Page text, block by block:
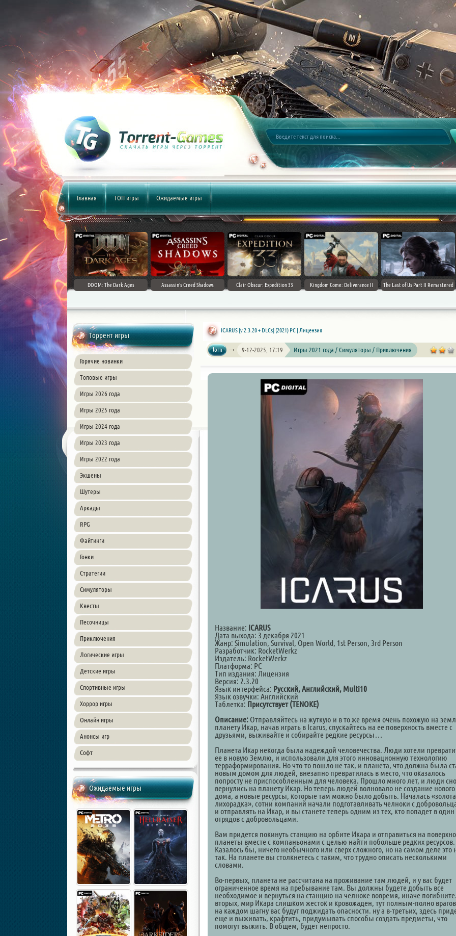
Главная ТОП игры Ожидаемые игры
DOOM: The Dark Ages Assassin's Creed Shadows Clair Obscur: Expedition 33 Kingdom Come: Deliverance II The Last of Us Part II Remastered
Торрент игры
Горячие новинки
Топовые игры
Игры 2026 года
Игры 2025 года
Игры 2024 года
Игры 2023 года
Игры 2022 года
Экшены
Шутеры
Аркады
RPG
Файтинги
Гонки
Стратегии
Симуляторы
Квесты
Песочницы
Приключения
Логические игры
Детские игры
Спортивные игры
Хоррор игры
Онлайн игры
Анонсы игр
Софт
Ожидаемые игры
ICARUS [v 2.3.20 + DLCs] (2021) PC | Лицензия
lorn 9-12-2025, 17:19 Игры 2021 года / Симуляторы / Приключения
Название: ICARUS
Дата выхода: 3 декабря 2021
Жанр: Simulation, Survival, Open World, 1st Person, 3rd Person
Разработчик: RocketWerkz
Издатель: RocketWerkz
Платформа: PC
Тип издания: Лицензия
Версия: 2.3.20
Язык интерфейса: Русский, Английский, Multi10
Язык озвучки: Английский
Таблетка: Присутствует (TENOKE)
Описание: Отправляйтесь на жуткую и в то же время очень похожую на
планету Икар, начав играть в Icarus, спускайтесь на ее поверхность вместе с
друзьями, выживайте и собирайте редкие ресурсы…
Планета Икар некогда была надеждой человечества. Люди хотели
ее в новую Землю, и использовали для этого инновационную технологию
терраформирования. Но что-то пошло не так, и планета, что должна была
новым домом для людей, внезапно превратилась в место, что оказалось
попросту не приспособленным для человека. Прошло много лет, и люди
вернулись на планету Икар. Но теперь людей волновало не создание нового
дома, а новые ресурсы, которые там можно было добыть. Началась
лихорадка», сотни компаний начали подготавливать челноки с
и отправлять на Икар, и вы станете теперь одним из тех, кто попадет в один
отрядов с добровольцами.
Вам придется покинуть станцию на орбите Икара и отправиться на
планеты вместе с компаньонами с целью найти побольше редких ресурсов.
Казалось бы, ничего необычного или сверх сложного, но на самом деле это
так. На планете вы столкнетесь с таким, что трудно описать несколькими
словами.
Во-первых, планета не рассчитана на проживание там людей, и у вас будет
ограниченное время на пребывание там. Вы должны будете добыть все
необходимое и вернуться на станцию на челноке вовремя, иначе
вторых, мир Икара слишком жесток и кровожаден, тут полным-полно
на каждом шагну вас будут поджидать опасности. ну а в-третьих, здесь
еще и выживать, крафтить, придумывать способы создать предметы, что
помогут выжить. В общем, будет непросто.